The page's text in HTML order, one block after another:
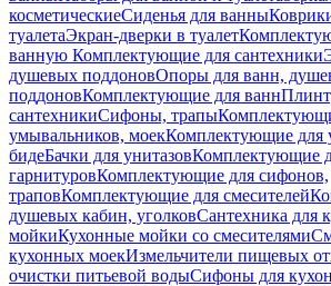
косметическиеСиденья для ванны
туалетаЭкран-дверки в туалет
ванную Комплектующие для сантехники
душевых поддоновОпоры для ванн,
поддоновКомплектующие для ванн
сантехникиСифоны, трапы
умывальников, моекКомплектующие для
бидеБачки для унитазовКомплектующие
гарнитуровКомплектующие для сифонов,
траповКомплектующие для смесителей
душевых кабин, уголковСантехника для
мойкиКухонные мойки со смесителями
кухонных моекИзмельчители пищевых
очистки питьевой водыСифоны для